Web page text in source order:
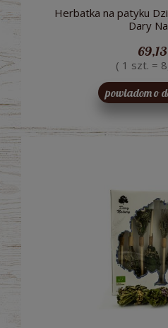
Herbatka na patyku
Dary
69,13
( 1 szt. =
powiadom o